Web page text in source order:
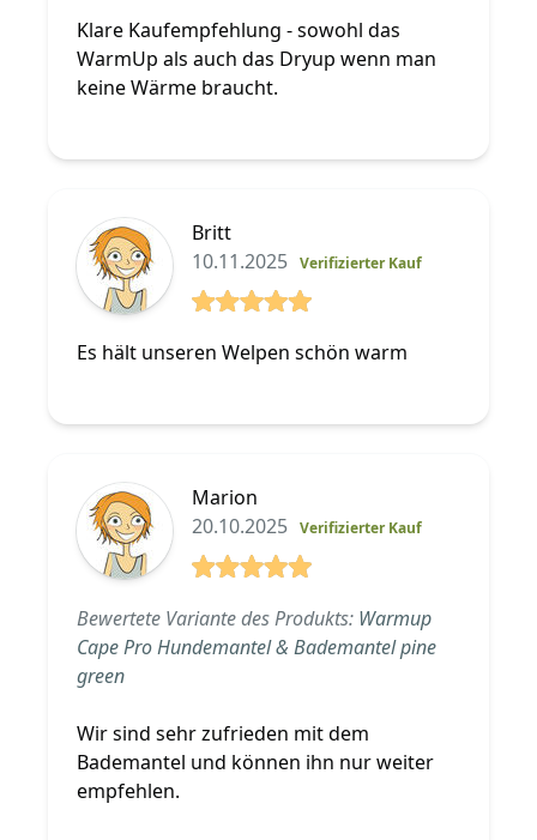
Klare Kaufempfehlung - sowohl das
WarmUp als auch das Dryup wenn man
keine Wärme braucht.
Britt
10.11.2025 Verifizierter Kauf
Es hält unseren Welpen schön warm
Marion
20.10.2025 Verifizierter Kauf
Bewertete Variante des Produkts: Warmup
Cape Pro Hundemantel & Bademantel pine
green
Wir sind sehr zufrieden mit dem
Bademantel und können ihn nur weiter
empfehlen.